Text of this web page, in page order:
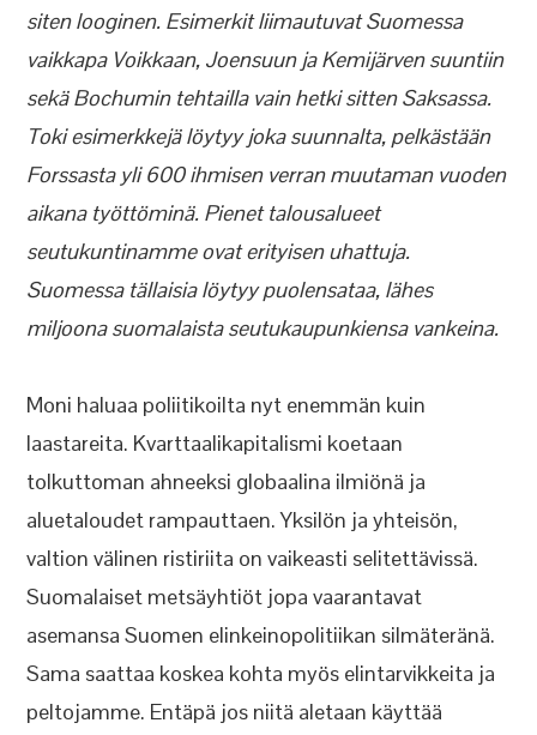
siten looginen. Esimerkit liimautuvat Suomessa
vaikkapa Voikkaan, Joensuun ja Kemijärven suuntiin
sekä Bochumin tehtailla vain hetki sitten Saksassa.
Toki esimerkkejä löytyy joka suunnalta, pelkästään
Forssasta yli 600 ihmisen verran muutaman vuoden
aikana työttöminä. Pienet talousalueet
seutukuntinamme ovat erityisen uhattuja.
Suomessa tällaisia löytyy puolensataa, lähes
miljoona suomalaista seutukaupunkiensa vankeina.
Moni haluaa poliitikoilta nyt enemmän kuin
laastareita. Kvarttaalikapitalismi koetaan
tolkuttoman ahneeksi globaalina ilmiönä ja
aluetaloudet rampauttaen. Yksilön ja yhteisön,
valtion välinen ristiriita on vaikeasti selitettävissä.
Suomalaiset metsäyhtiöt jopa vaarantavat
asemansa Suomen elinkeinopolitiikan silmäteränä.
Sama saattaa koskea kohta myös elintarvikkeita ja
peltojamme. Entäpä jos niitä aletaan käyttää